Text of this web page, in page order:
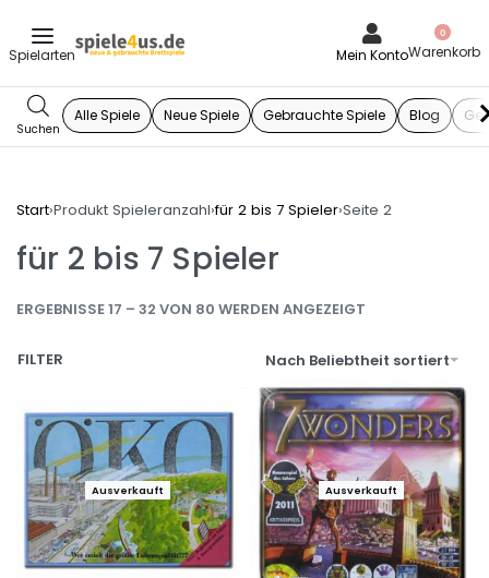
Mein Konto
0
Alle Spiele Neue Spiele Gebrauchte Spiele Blog
Start›Produkt Spieleranzahl›für 2 bis 7 Spieler›Seite 2
für 2 bis 7 Spieler
ERGEBNISSE 17 – 32 VON 80 WERDEN ANGEZEIGT
Nach Beliebtheit sortiert
FILTER
Ausverkauft Ausverkauft